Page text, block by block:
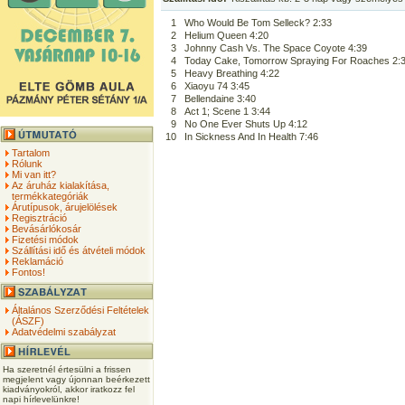
Tartalom
Rólunk
Mi van itt?
Az áruház kialakítása,
termékkategóriák
Árutípusok, árujelölések
Regisztráció
Bevásárlókosár
Fizetési módok
Szállítási idő és átvételi módok
Reklamáció
Fontos!
Általános Szerződési Feltételek
(ÁSZF)
Adatvédelmi szabályzat
Ha szeretnél értesülni a frissen
megjelent vagy újonnan beérkezett
kiadványokról, akkor iratkozz fel
napi hírlevelünkre!
1
Who Would Be Tom Selleck? 2:33
2
Helium Queen 4:20
3
Johnny Cash Vs. The Space Coyote 4:39
4
Today Cake, Tomorrow Spraying For Roaches
5
Heavy Breathing 4:22
6
Xiaoyu 74 3:45
7
Bellendaine 3:40
8
Act 1; Scene 1 3:44
9
No One Ever Shuts Up 4:12
10
In Sickness And In Health 7:46